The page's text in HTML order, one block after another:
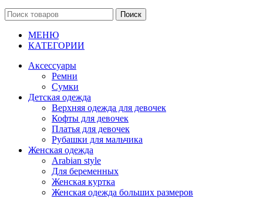
Поиск
МЕНЮ
КАТЕГОРИИ
Аксессуары
Ремни
Сумки
Детская одежда
Верхняя одежда для девочек
Кофты для девочек
Платья для девочек
Рубашки для мальчика
Женская одежда
Arabian style
Для беременных
Женская куртка
Женская одежда больших размеров